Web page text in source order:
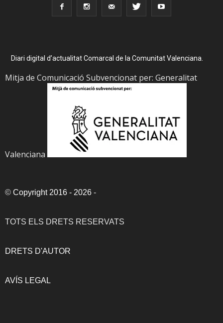
Diari digital d’actualitat Comarcal de la Comunitat Valenciana.
Mitja de Comunicació Subvencionat per: Generalitat
Valenciana
© Copyright 2016 - 2026 -
TOTS ELS DRETS RESERVATS
DRETS D'AUTOR
AVÍS LEGAL